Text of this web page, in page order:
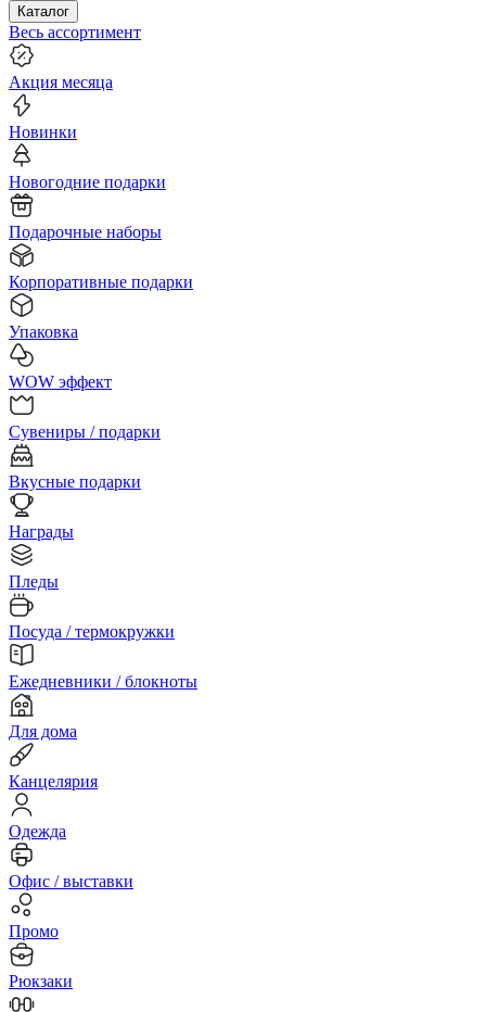
Каталог
Весь ассортимент
Акция месяца
Новинки
Новогодние подарки
Подарочные наборы
Корпоративные подарки
Упаковка
WOW эффект
Сувениры / подарки
Вкусные подарки
Награды
Пледы
Посуда / термокружки
Ежедневники / блокноты
Для дома
Канцелярия
Одежда
Офис / выставки
Промо
Рюкзаки